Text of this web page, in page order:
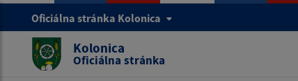
Oficiálna stránka Kolonica
Kolonica
Oficiálna stránka